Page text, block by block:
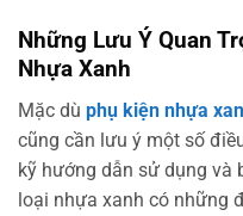
Những Lưu Ý Quan
Nhựa Xanh
Mặc dù phụ kiện nhựa
cũng cần lưu ý một số
kỹ hướng dẫn sử dụng và
loại nhựa xanh có những